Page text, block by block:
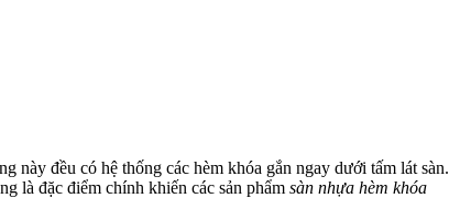
này đều có hệ thống các hèm khóa gắn ngay dưới tấm lát sàn.
là đặc điểm chính khiến các sản phẩm sàn nhựa hèm khóa